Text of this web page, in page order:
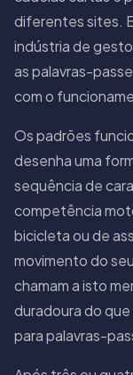
diferentes sites.
indústria de
as palavras-
com o
Os padrões
desenha uma
sequência de
competência
bicicleta ou de
movimento do
chamam a isto
duradoura do
para palavras-